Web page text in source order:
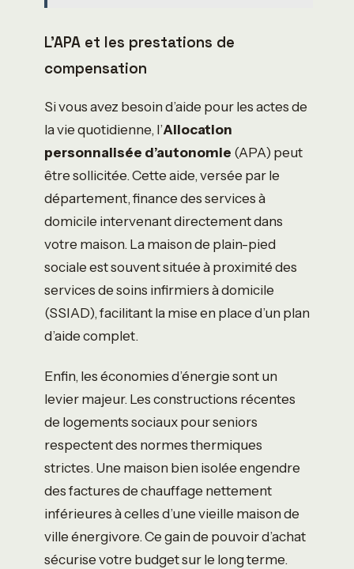
L’APA et les prestations de
compensation
Si vous avez besoin d’aide pour les actes de
la vie quotidienne, l’Allocation
personnalisée d’autonomie (APA) peut
être sollicitée. Cette aide, versée par le
département, finance des services à
domicile intervenant directement dans
votre maison. La maison de plain-pied
sociale est souvent située à proximité des
services de soins infirmiers à domicile
(SSIAD), facilitant la mise en place d’un plan
d’aide complet.
Enfin, les économies d’énergie sont un
levier majeur. Les constructions récentes
de logements sociaux pour seniors
respectent des normes thermiques
strictes. Une maison bien isolée engendre
des factures de chauffage nettement
inférieures à celles d’une vieille maison de
ville énergivore. Ce gain de pouvoir d’achat
sécurise votre budget sur le long terme.